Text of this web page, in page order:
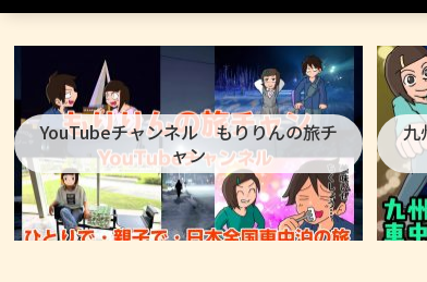
YouTubeチャンネル もりりんの旅チ
ャン
九